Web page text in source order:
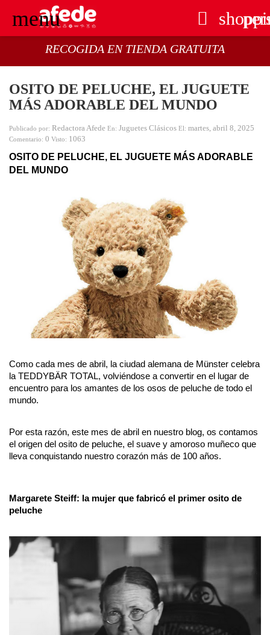
menu 
RECOGIDA EN TIENDA GRATUITA
OSITO DE PELUCHE, EL JUGUETE
MÁS ADORABLE DEL MUNDO
Publicado por: Redactora Afede En: Juguetes Clásicos El: martes, abril 8, 2025
Comentario: 0 Visto: 1063
OSITO DE PELUCHE, EL JUGUETE MÁS ADORABLE
DEL MUNDO
Como cada mes de abril, la ciudad alemana de Münster celebra
la TEDDYBÄR TOTAL, volviéndose a convertir en el lugar de
encuentro para los amantes de los osos de peluche de todo el
mundo.
Por esta razón, este mes de abril en nuestro blog, os contamos
el origen del osito de peluche, el suave y amoroso muñeco que
lleva conquistando nuestro corazón más de 100 años.
Margarete Steiff: la mujer que fabricó el primer osito de
peluche